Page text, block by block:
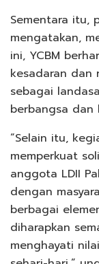
Sementara itu,
mengatakan,
ini, YCBM
kesadaran dan
sebagai
berbangsa dan
“Selain itu,
memperkuat
anggota LDII
dengan
berbagai
diharapkan
menghayati